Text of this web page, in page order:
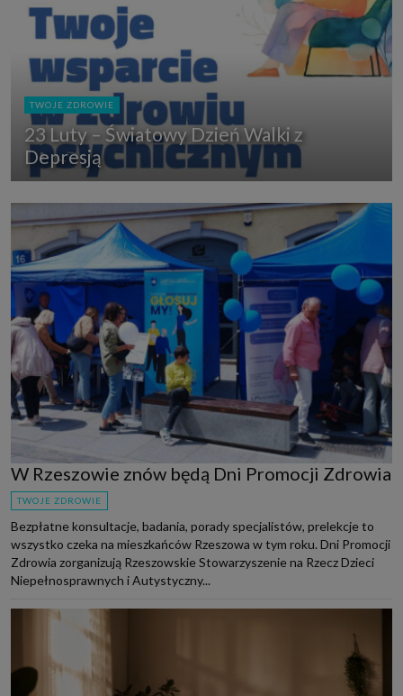
TWOJE ZDROWIE
23 Luty – Światowy Dzień Walki z
Depresją
W Rzeszowie znów będą Dni Promocji Zdrowia
TWOJE ZDROWIE
Bezpłatne konsultacje, badania, porady specjalistów, prelekcje to
wszystko czeka na mieszkańców Rzeszowa w tym roku. Dni Promocji
Zdrowia zorganizują Rzeszowskie Stowarzyszenie na Rzecz Dzieci
Niepełnosprawnych i Autystyczny...